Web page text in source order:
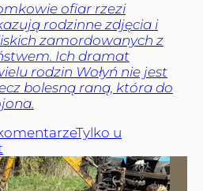
ofiar rzezi
rodzinne zdjęcia i
zamordowanych z
Ich dramat
rodzin Wołyń nie jest
bolesną raną, która do
Tylko u